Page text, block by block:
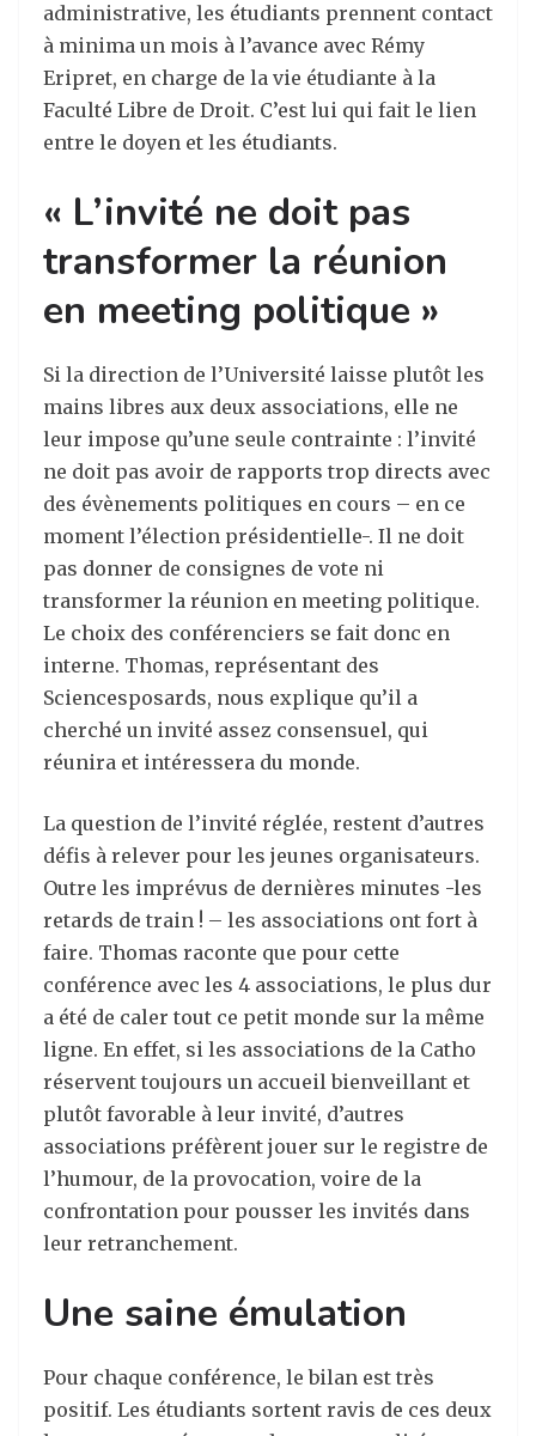
administrative, les étudiants prennent contact
à minima un mois à l’avance avec Rémy
Eripret, en charge de la vie étudiante à la
Faculté Libre de Droit. C’est lui qui fait le lien
entre le doyen et les étudiants.
« L’invité ne doit pas
transformer la réunion
en meeting politique »
Si la direction de l’Université laisse plutôt les
mains libres aux deux associations, elle ne
leur impose qu’une seule contrainte : l’invité
ne doit pas avoir de rapports trop directs avec
des évènements politiques en cours – en ce
moment l’élection présidentielle-. Il ne doit
pas donner de consignes de vote ni
transformer la réunion en meeting politique.
Le choix des conférenciers se fait donc en
interne. Thomas, représentant des
Sciencesposards, nous explique qu’il a
cherché un invité assez consensuel, qui
réunira et intéressera du monde.
La question de l’invité réglée, restent d’autres
défis à relever pour les jeunes organisateurs.
Outre les imprévus de dernières minutes -les
retards de train ! – les associations ont fort à
faire. Thomas raconte que pour cette
conférence avec les 4 associations, le plus dur
a été de caler tout ce petit monde sur la même
ligne. En effet, si les associations de la Catho
réservent toujours un accueil bienveillant et
plutôt favorable à leur invité, d’autres
associations préfèrent jouer sur le registre de
l’humour, de la provocation, voire de la
confrontation pour pousser les invités dans
leur retranchement.
Une saine émulation
Pour chaque conférence, le bilan est très
positif. Les étudiants sortent ravis de ces deux